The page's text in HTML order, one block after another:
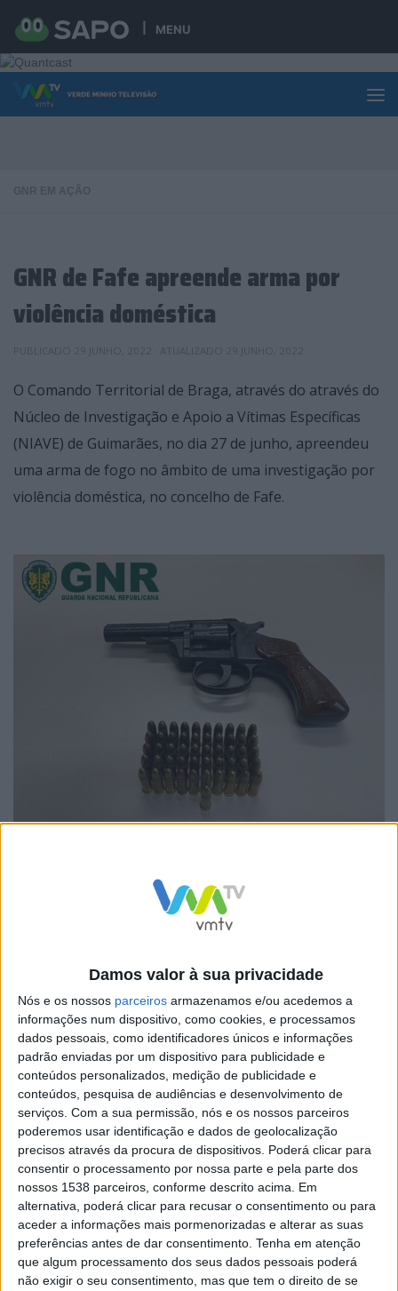
MENU
Damos valor à sua privacidade
Nós e os nossos parceiros armazenamos e/ou acedemos a
informações num dispositivo, como cookies, e processamos
dados pessoais, como identificadores únicos e informações
padrão enviadas por um dispositivo para publicidade e
conteúdos personalizados, medição de publicidade e
conteúdos, pesquisa de audiências e desenvolvimento de
serviços. Com a sua permissão, nós e os nossos parceiros
poderemos usar identificação e dados de geolocalização
precisos através da procura de dispositivos. Poderá clicar para
consentir o processamento por nossa parte e pela parte dos
nossos 1538 parceiros, conforme descrito acima. Em
alternativa, poderá clicar para recusar o consentimento ou para
aceder a informações mais pormenorizadas e alterar as suas
preferências antes de dar consentimento. Tenha em atenção
que algum processamento dos seus dados pessoais poderá
não exigir o seu consentimento, mas que tem o direito de se
Skip to content
GNR de Fafe apreende arma por
violência doméstica
O Comando Territorial de Braga, através do através do
Núcleo de Investigação e Apoio a Vítimas Específicas
(NIAVE) de Guimarães, no dia 27 de junho, apreendeu
uma arma de fogo no âmbito de uma investigação por
violência doméstica, no concelho de Fafe.
suspeito, um homem de 27 anos, exercia violência física
e verbal contra a vítima, sua companheira de 24 anos.
mandado de busca domiciliária, onde foi apreendido o
seguinte material:
Um revólver;
51 munições.
Os factos foram comunicados ao Tribunal Judicial de
Guimarães.